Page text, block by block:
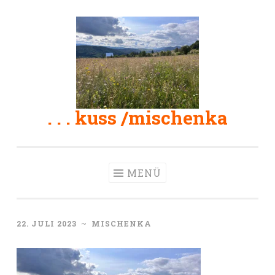
. . . kuss /mischenka
MENÜ
22. JULI 2023 ~ MISCHENKA